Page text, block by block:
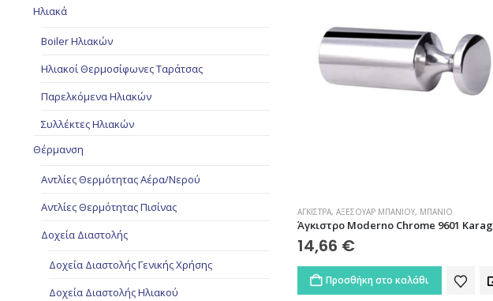
ΆΓΚΙΣΤΡΑ, ΑΞΕΣΟΥΆΡ ΜΠΆΝΙΟΥ, ΜΠΆΝΙΟ
Άγκιστρο Moderno Chrome 9601 Karag
14,66 €
Προσθήκη στο καλάθι
Ηλιακά
Boiler Ηλιακών
Ηλιακοί Θερμοσίφωνες Ταράτσας
Παρελκόμενα Ηλιακών
Συλλέκτες Ηλιακών
Θέρμανση
Αντλίες Θερμότητας Αέρα/Νερού
Αντλίες Θερμότητας Πισίνας
Δοχεία Διαστολής
Δοχεία Διαστολής Γενικής Χρήσης
Δοχεία Διαστολής Ηλιακού